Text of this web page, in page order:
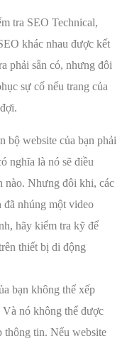
tra SEO Technical,
khác nhau được kết
phải sẵn có, nhưng đôi
sự cố nếu trang của
bộ website của bạn phải
nghĩa là nó sẽ điều
nào. Nhưng đôi khi, các
nhúng một video
hãy kiểm tra kỹ để
thiết bị di động
bạn không thể xếp
nó không thể được
thông tin. Nếu website